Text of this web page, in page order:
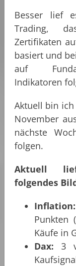
Besser lief
Trading,
Zertifikaten
basiert und
auf
Indikatoren
Aktuell bin
November
nächste
folgen.
Aktuell
folgendes
Inflation:
Punkten
Käufe in
Dax: 3